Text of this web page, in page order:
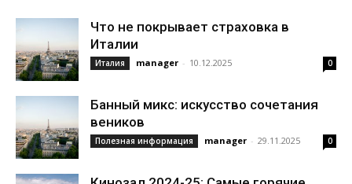
Что не покрывает страховка в
Италии
Италия manager - 10.12.2025 0
Банный микс: искусство сочетания
веников
Полезная информация manager - 29.11.2025 0